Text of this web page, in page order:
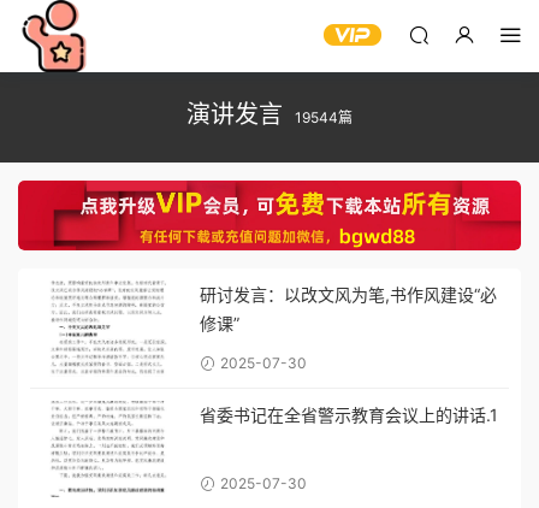
演讲发言 19544篇
研讨发言：以改文风为笔,书作风建设“必
修课”
2025-07-30
省委书记在全省警示教育会议上的讲话.1
2025-07-30